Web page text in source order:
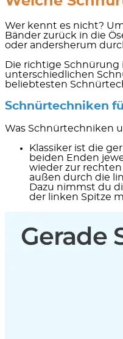
Wer kennt es nicht?
Bänder zurück in die
oder andersherum
Die richtige
unterschiedlichen
beliebtesten
Schnürtechniken
Was Schnürtechniken
Klassiker ist die
beiden Enden
wieder zur rechten
außen durch die
Dazu nimmst du
der linken Spitze